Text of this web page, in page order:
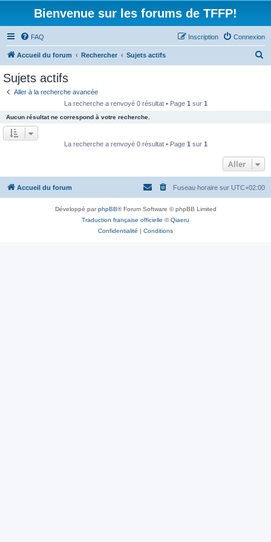
Bienvenue sur les forums de TFFP!
FAQ Connexion
Inscription
Accueil du forum Rechercher Sujets actifs
e
r
Sujets actifs
Aller à la recherche avancée
La recherche a renvoyé 0 résultat • Page 1 sur 1
Aucun résultat ne correspond à votre recherche.
La recherche a renvoyé 0 résultat • Page 1 sur 1
Aller
Accueil du forum Fuseau horaire sur UTC+02:00
Développé parphpBB® Forum Software © phpBB Limited
Traduction française officielle ©Qiaeru
Confidentialité | Conditions